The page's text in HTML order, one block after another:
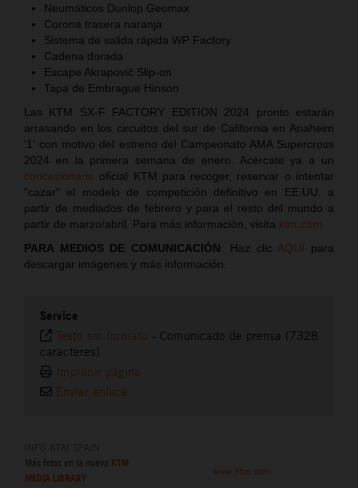
Neumáticos Dunlop Geomax
Corona trasera naranja
Sistema de salida rápida WP Factory
Cadena dorada
Escape Akrapovič Slip-on
Tapa de Embrague Hinson
Las KTM SX-F FACTORY EDITION 2024 pronto estarán
arrasando en los circuitos del sur de California en Anaheim
'1' con motivo del estreno del Campeonato AMA Supercross
2024 en la primera semana de enero. Acércate ya a un
concesionario oficial KTM para recoger, reservar o intentar
"cazar" el modelo de competición definitivo en EE.UU. a
partir de mediados de febrero y para el resto del mundo a
partir de marzo/abril. Para más información, visita ktm.com
PARA MEDIOS DE COMUNICACIÓN: Haz clic AQUÍ
para
descargar imágenes y más información.
Service
Texto sin formato - Comunicado de prensa (7328
caracteres)
Imprimir página
Enviar enlace
KTM
MEDIA LIBRARY
www.ktm.com